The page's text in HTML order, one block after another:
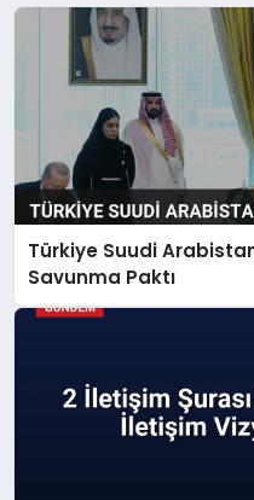
Türkiye Suudi
Savunma Paktı